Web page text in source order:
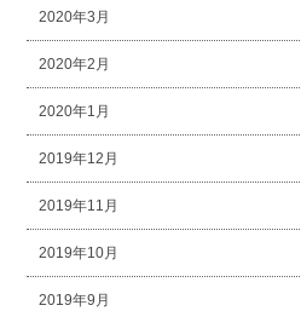
2020年3月
2020年2月
2020年1月
2019年12月
2019年11月
2019年10月
2019年9月